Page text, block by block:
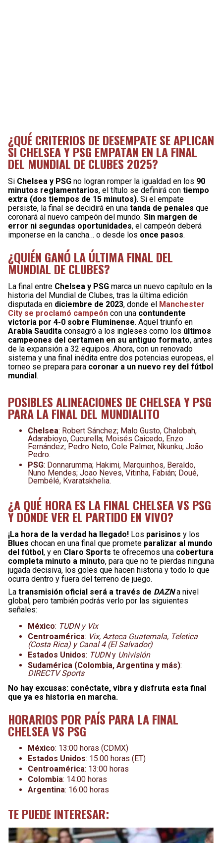
¿QUÉ CRITERIOS DE DESEMPATE SE APLICAN
SI CHELSEA Y PSG EMPATAN EN LA FINAL
DEL MUNDIAL DE CLUBES 2025?
Si Chelsea y PSG no logran romper la igualdad en los 90
minutos reglamentarios, el título se definirá con tiempo
extra (dos tiempos de 15 minutos). Si el empate
persiste, la final se decidirá en una tanda de penales que
coronará al nuevo campeón del mundo. Sin margen de
error ni segundas oportunidades, el campeón deberá
imponerse en la cancha… o desde los once pasos.
¿QUIÉN GANÓ LA ÚLTIMA FINAL DEL
MUNDIAL DE CLUBES?
La final entre Chelsea y PSG marca un nuevo capítulo en la
historia del Mundial de Clubes, tras la última edición
disputada en diciembre de 2023, donde el Manchester
City se proclamó campeón con una contundente
victoria por 4-0 sobre Fluminense. Aquel triunfo en
Arabia Saudita consagró a los ingleses como los últimos
campeones del certamen en su antiguo formato, antes
de la expansión a 32 equipos. Ahora, con un renovado
sistema y una final inédita entre dos potencias europeas, el
torneo se prepara para coronar a un nuevo rey del fútbol
mundial .
POSIBLES ALINEACIONES DE CHELSEA Y PSG
PARA LA FINAL DEL MUNDIALITO
Chelsea: Robert Sánchez; Malo Gusto, Chalobah,
Adarabioyo, Cucurella; Moisés Caicedo, Enzo
Fernández; Pedro Neto, Cole Palmer, Nkunku; João
Pedro.
PSG: Donnarumma; Hakimi, Marquinhos, Beraldo,
Nuno Mendes; Joao Neves, Vitinha, Fabián; Doué,
Dembélé, Kvaratskhelia.
¿A QUÉ HORA ES LA FINAL CHELSEA VS PSG
Y DÓNDE VER EL PARTIDO EN VIVO?
¡La hora de la verdad ha llegado! Los parisinos y los
Blues chocan en una final que promete paralizar al mundo
del fútbol , y en Claro Sports te ofrecemos una cobertura
completa minuto a minuto, para que no te pierdas ninguna
jugada decisiva, los goles que hacen historia y todo lo que
ocurra dentro y fuera del terreno de juego.
La transmisión oficial será a través de DAZN a nivel
global, pero también podrás verlo por las siguientes
señales:
México: TUDN y Vix
Centroamérica: Vix, Azteca Guatemala, Teletica
(Costa Rica) y Canal 4 (El Salvador)
Estados Unidos: TUDNy Univisión
Sudamérica (Colombia, Argentina y más):
DIRECTV Sports
No hay excusas: conéctate, vibra y disfruta esta final
que ya es historia en marcha.
HORARIOS POR PAÍS PARA LA FINAL
CHELSEA VS PSG
México: 13:00 horas (CDMX)
Estados Unidos: 15:00 horas (ET)
Centroamérica: 13:00 horas
Colombia: 14:00 horas
Argentina: 16:00 horas
TE PUEDE INTERESAR: